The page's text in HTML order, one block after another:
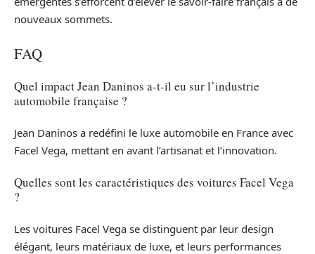
nouveaux sommets.
FAQ
Quel impact Jean Daninos a-t-il eu sur l’industrie
automobile française ?
Jean Daninos a redéfini le luxe automobile en France avec
Facel Vega, mettant en avant l’artisanat et l’innovation.
Quelles sont les caractéristiques des voitures Facel Vega
?
Les voitures Facel Vega se distinguent par leur design
élégant, leurs matériaux de luxe, et leurs performances